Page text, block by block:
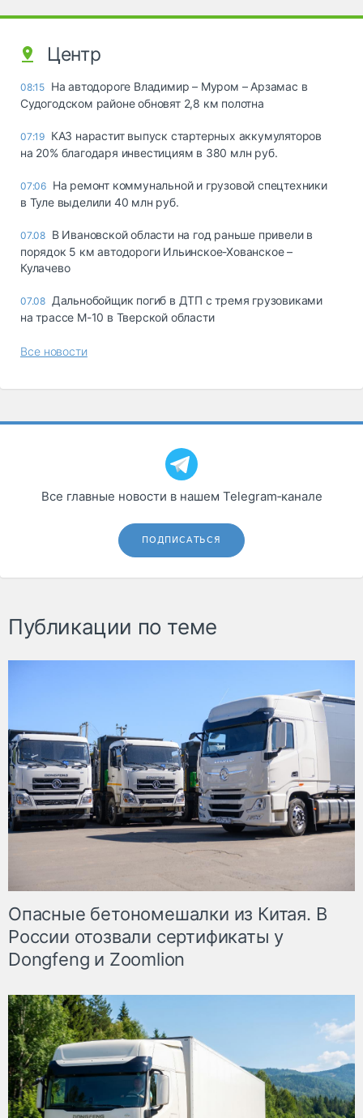
Центр
08:15 На автодороге Владимир – Муром – Арзамас в
Судогодском районе обновят 2,8 км полотна
07:19 КАЗ нарастит выпуск стартерных аккумуляторов
на 20% благодаря инвестициям в 380 млн руб.
07:06 На ремонт коммунальной и грузовой спецтехники
в Туле выделили 40 млн руб.
07.08 В Ивановской области на год раньше привели в
порядок 5 км автодороги Ильинское-Хованское –
Кулачево
07.08 Дальнобойщик погиб в ДТП с тремя грузовиками
на трассе М-10 в Тверской области
Все новости
Все главные новости в нашем Telegram‑канале
ПОДПИСАТЬСЯ
Публикации по теме
Опасные бетономешалки из Китая. В
России отозвали сертификаты у
Dongfeng и Zoomlion